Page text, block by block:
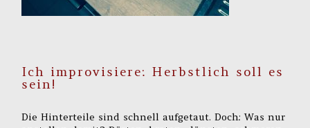
Ich improvisiere: Herbstlich soll es
sein!
Die Hinterteile sind schnell aufgetaut. Doch: Was nur